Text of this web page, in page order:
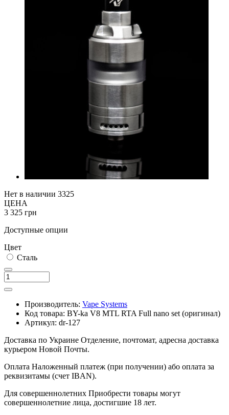
Нет в наличии 3325
ЦЕНА
3 325 грн
Доступные опции
Цвет
Сталь
Производитель: Vape Systems
Код товара: BY-ka V8 MTL RTA Full nano set (оригинал)
Артикул: dr-127
Доставка по Украине Отделение, почтомат, адресна доставка
курьером Новой Почты.
Оплата Наложенный платеж (при получении) або оплата за
реквизитамы (счет IBAN).
Для совершеннолетних Приобрести товары могут
совершеннолетние лица, достигшие 18 лет.